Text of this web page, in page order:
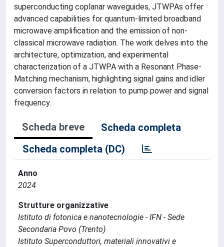
superconducting coplanar waveguides, JTWPAs offer
advanced capabilities for quantum-limited broadband
microwave amplification and the emission of non-
classical microwave radiation. The work delves into the
architecture, optimization, and experimental
characterization of a JTWPA with a Resonant Phase-
Matching mechanism, highlighting signal gains and idler
conversion factors in relation to pump power and signal
frequency.
Scheda breve
Scheda completa
Scheda completa (DC)
Anno
2024
Strutture organizzative
Istituto di fotonica e nanotecnologie - IFN - Sede
Secondaria Povo (Trento)
Istituto Superconduttori, materiali innovativi e